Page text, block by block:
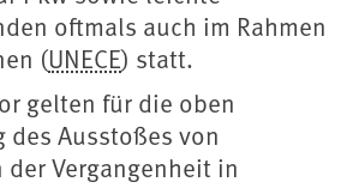
oftmals auch im Rahmen
(UNECE) statt.
gelten für die oben
Ausstoßes von
Vergangenheit in